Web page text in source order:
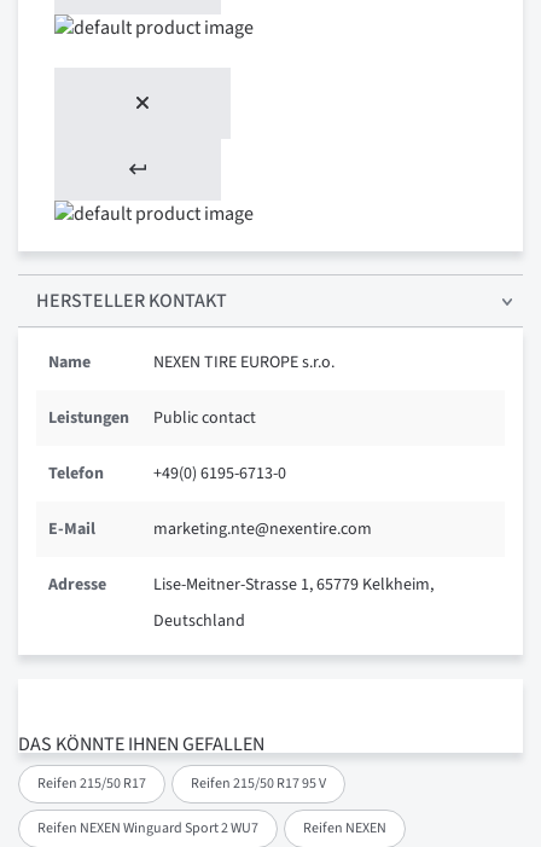
DAS KÖNNTE IHNEN GEFALLEN
Reifen 215/50 R17 Reifen 215/50 R17 95 V
Reifen NEXEN Winguard Sport 2 WU7 Reifen NEXEN
HERSTELLER KONTAKT
Name NEXEN TIRE EUROPE s.r.o.
Leistungen Public contact
Telefon +49(0) 6195-6713-0
E-Mail marketing.nte@nexentire.com
Adresse
Lise-Meitner-Strasse 1, 65779 Kelkheim,
Deutschland